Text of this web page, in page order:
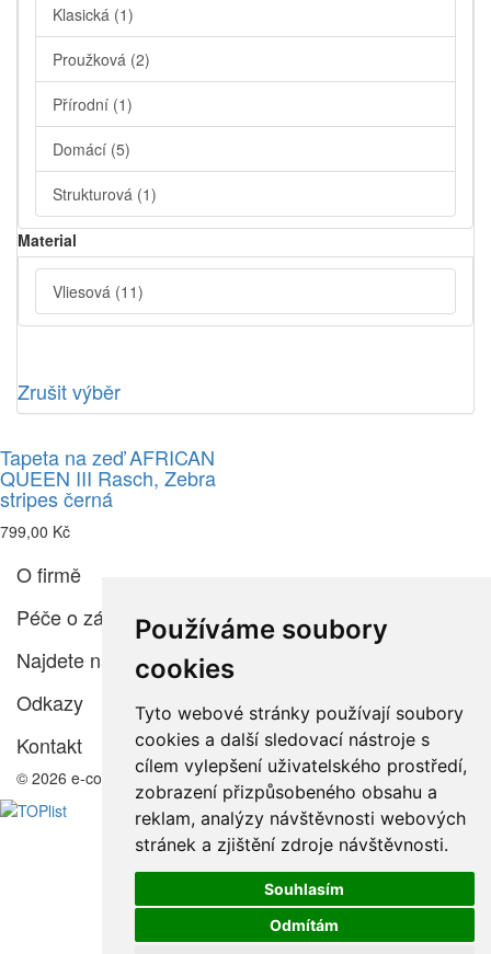
Používáme soubory
cookies
Tyto webové stránky používají soubory
cookies a další sledovací nástroje s
cílem vylepšení uživatelského prostředí,
zobrazení přizpůsobeného obsahu a
reklam, analýzy návštěvnosti webových
stránek a zjištění zdroje návštěvnosti.
Souhlasím
Odmítám
Klasická (1)
Proužková (2)
Přírodní (1)
Domácí (5)
Strukturová (1)
Material
Vliesová (11)
Zrušit výběr
Tapeta na zeď AFRICAN
QUEEN III Rasch, Zebra
stripes černá
799,00 Kč
O firmě
Péče o zákazníka
Najdete nás
Odkazy
Kontakt
© 2026 e-color.cz